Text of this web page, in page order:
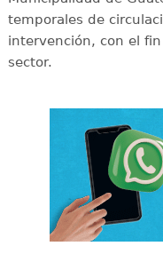
temporales de
intervención, con el
sector.